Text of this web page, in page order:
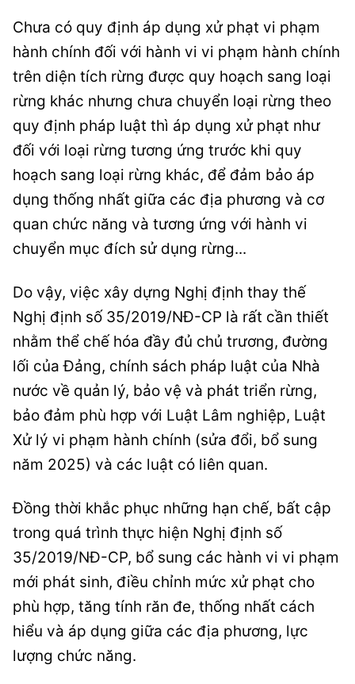
Chưa có quy định áp dụng xử phạt vi phạm
hành chính đối với hành vi vi phạm hành chính
trên diện tích rừng được quy hoạch sang loại
rừng khác nhưng chưa chuyển loại rừng theo
quy định pháp luật thì áp dụng xử phạt như
đối với loại rừng tương ứng trước khi quy
hoạch sang loại rừng khác, để đảm bảo áp
dụng thống nhất giữa các địa phương và cơ
quan chức năng và tương ứng với hành vi
chuyển mục đích sử dụng rừng...
Do vậy, việc xây dựng Nghị định thay thế
Nghị định số 35/2019/NĐ-CP là rất cần thiết
nhằm thể chế hóa đầy đủ chủ trương, đường
lối của Đảng, chính sách pháp luật của Nhà
nước về quản lý, bảo vệ và phát triển rừng,
bảo đảm phù hợp với Luật Lâm nghiệp, Luật
Xử lý vi phạm hành chính (sửa đổi, bổ sung
năm 2025) và các luật có liên quan.
Đồng thời khắc phục những hạn chế, bất cập
trong quá trình thực hiện Nghị định số
35/2019/NĐ-CP, bổ sung các hành vi vi phạm
mới phát sinh, điều chỉnh mức xử phạt cho
phù hợp, tăng tính răn đe, thống nhất cách
hiểu và áp dụng giữa các địa phương, lực
lượng chức năng.